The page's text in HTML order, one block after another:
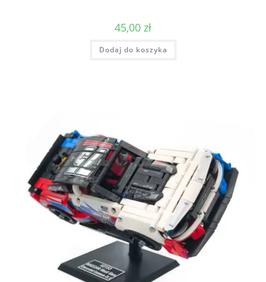
45,00 zł
Dodaj do koszyka